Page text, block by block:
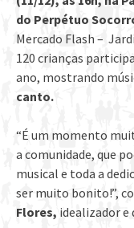
do Perpétuo
Mercado Flash –
120 crianças
ano, mostrando
canto.
“É um momento
a comunidade, que
musical e toda a
ser muito bonito!”,
Flores, idealizador